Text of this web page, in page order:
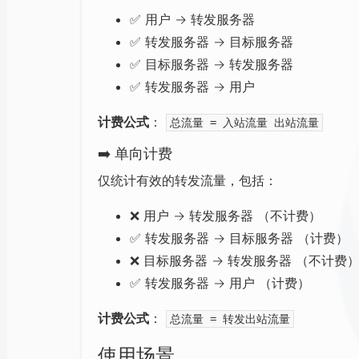
✅ 用户 → 转发服务器
✅ 转发服务器 → 目标服务器
✅ 目标服务器 → 转发服务器
✅ 转发服务器 → 用户
计费公式 ： 总流量 = 入站流量 出站流量
➡ ️ 单向计费
仅统计有效的转发流量，包括：
❌ 用户 → 转发服务器 （不计费）
✅ 转发服务器 → 目标服务器 （计费）
❌ 目标服务器 → 转发服务器 （不计费）
✅ 转发服务器 → 用户 （计费）
计费公式 ： 总流量 = 转发出站流量